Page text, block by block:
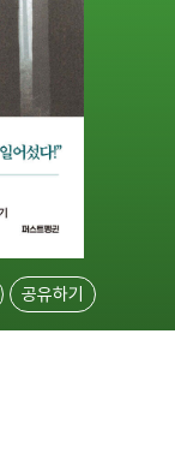
공유하기